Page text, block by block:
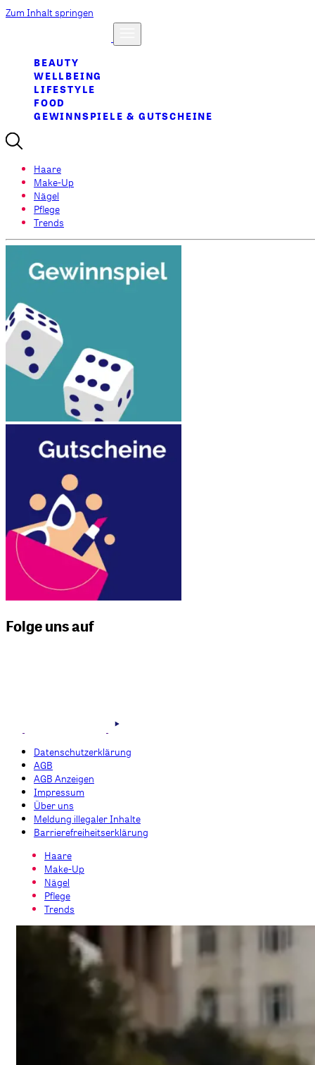
Zum Inhalt springen
BEAUTY
WELLBEING
LIFESTYLE
FOOD
GEWINNSPIELE & GUTSCHEINE
Haare
Make-Up
Nägel
Pflege
Trends
Folge uns auf
Datenschutzerklärung
AGB
AGB Anzeigen
Impressum
Über uns
Meldung illegaler Inhalte
Barrierefreiheitserklärung
Haare
Make-Up
Nägel
Pflege
Trends